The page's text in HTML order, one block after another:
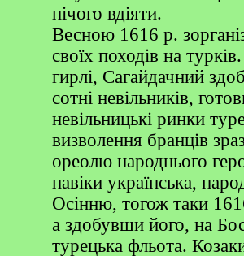
нічого вдіяти.
Весною 1616 р.
своїх походів на
гирлі, Сагайдачний
сотні невільників,
невільницькі ринки
визволення бранців
ореолю народнього
навіки українська,
Осінню, тогож таки
а здобувши його, на
турецька фльота.